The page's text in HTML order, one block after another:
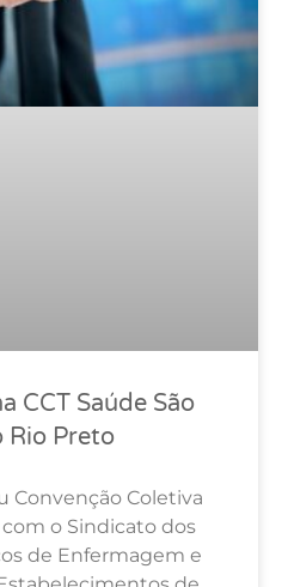
CCT Saúde São
Rio Preto
Convenção Coletiva
com o Sindicato dos
de Enfermagem e